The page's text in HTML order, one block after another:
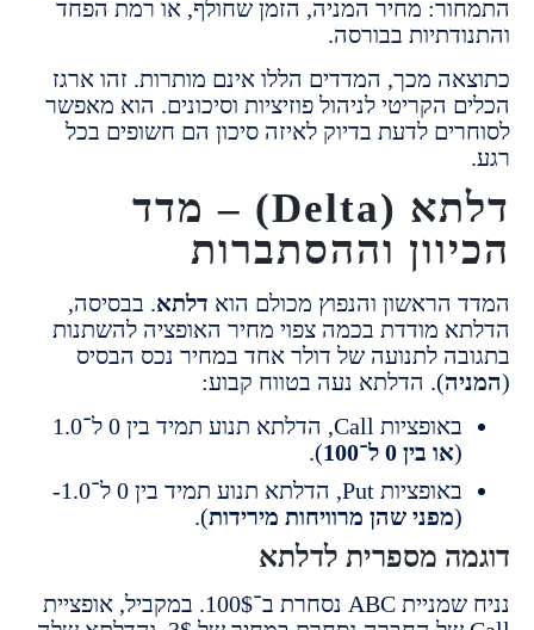
מחיר המניה, הזמן שחולף, או רמת הפחד
בבורסה.
מכך, המדדים הללו אינם מותרות. זהו ארגז
הקריטי לניהול פוזיציות וסיכונים. הוא מאפשר
לדעת בדיוק לאיזה סיכון הם חשופים בכל
דלתא (Delta) – מדד
וההסתברות
והנפוץ מכולם הואדלתא. בבסיסה,
מודדת בכמה צפוי מחיר האופציה להשתנות
לתנועה של דולר אחד במחיר נכס הבסיס
). הדלתא נעה בטווח קבוע:
באופציות Call, הדלתא תנוע תמיד בין 0 ל־1.0
).
באופציות Put, הדלתא תנוע תמיד בין 0 ל־1.0-
מפני שהן מרוויחות מירידות ).
מספרית לדלתא
נניח שמניית ABC נסחרת ב־100$. במקביל, אופציית